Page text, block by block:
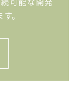
。